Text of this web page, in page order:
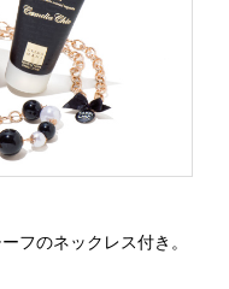
フのネックレス付き。